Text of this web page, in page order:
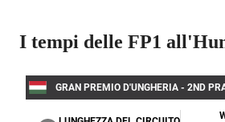
I tempi delle FP1